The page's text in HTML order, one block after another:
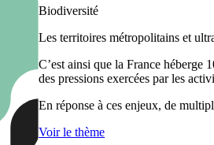
Biodiversité
Les territoires métropolitains et
C’est ainsi que la France héberge
des pressions exercées par les
En réponse à ces enjeux, de
Voir le thème